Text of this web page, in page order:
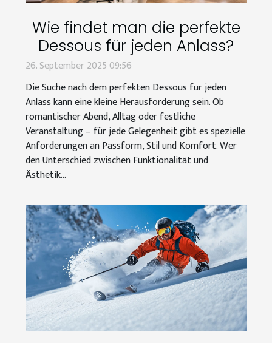
Wie findet man die perfekte
Dessous für jeden Anlass?
26. September 2025 09:56
Die Suche nach dem perfekten Dessous für jeden
Anlass kann eine kleine Herausforderung sein. Ob
romantischer Abend, Alltag oder festliche
Veranstaltung – für jede Gelegenheit gibt es spezielle
Anforderungen an Passform, Stil und Komfort. Wer
den Unterschied zwischen Funktionalität und
Ästhetik...